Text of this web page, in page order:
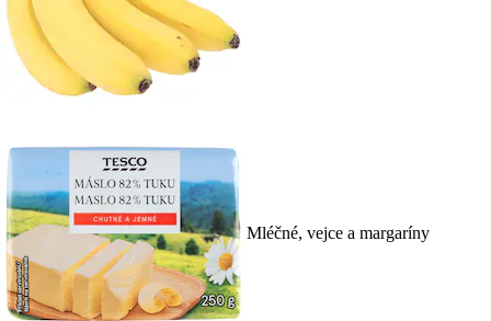
Mléčné, vejce a margaríny